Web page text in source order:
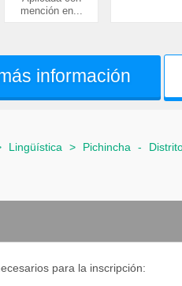
mención en...
información
Lingüística > Pichincha -
para la inscripción: